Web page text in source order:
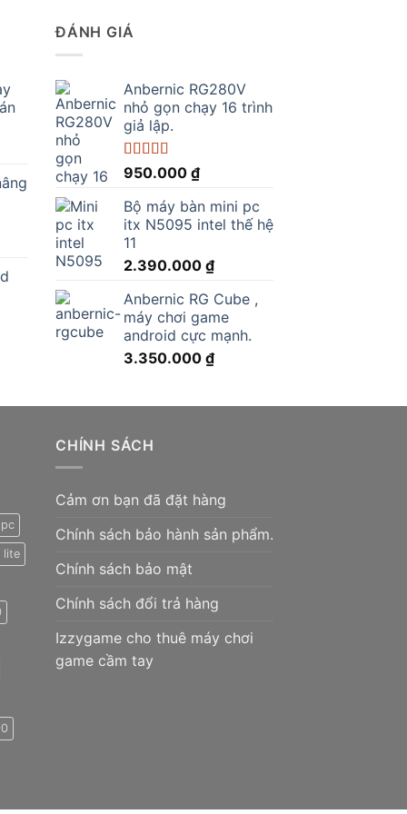
ĐÁNH GIÁ
Anbernic RG280V
nhỏ gọn chạy 16 trình
giả lập.
Được xếp
sao
950.000 ₫
Bộ máy bàn mini pc
itx N5095 intel thế hệ
11
2.390.000 ₫
Anbernic RG Cube ,
máy chơi game
android cực mạnh.
3.350.000 ₫
lite
CHÍNH SÁCH
Cảm ơn bạn đã đặt hàng
Chính sách bảo hành sản phẩm.
Chính sách bảo mật
Chính sách đổi trả hàng
Izzygame cho thuê máy chơi
game cầm tay